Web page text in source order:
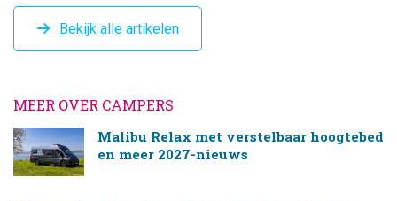
Bekijk alle artikelen
MEER OVER CAMPERS
Malibu Relax met verstelbaar hoogtebed
en meer 2027-nieuws